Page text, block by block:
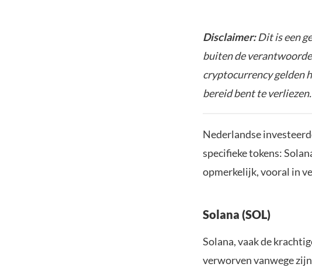
Disclaimer:Dit is een
buiten de
cryptocurrency gelden
bereid bent te verliezen.
Nederlandse
specifieke tokens:
opmerkelijk, vooral in
Solana (SOL)
Solana, vaak de
verworven vanwege